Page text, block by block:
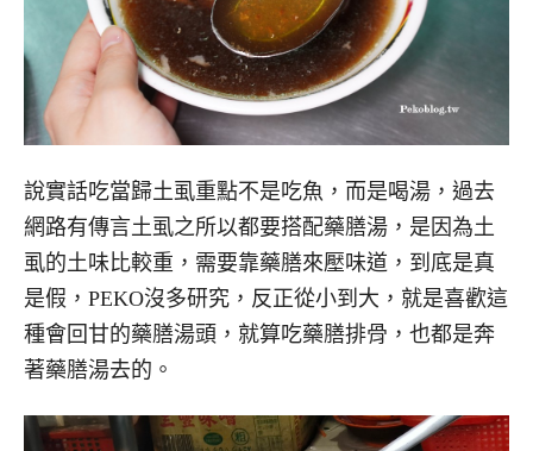
說實話吃當歸土虱重點不是吃魚，而是喝湯，過去
網路有傳言土虱之所以都要搭配藥膳湯，是因為土
虱的土味比較重，需要靠藥膳來壓味道，到底是真
是假，PEKO沒多研究，反正從小到大，就是喜歡這
種會回甘的藥膳湯頭，就算吃藥膳排骨，也都是奔
著藥膳湯去的。